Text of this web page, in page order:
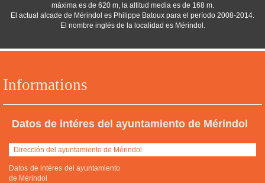
Informations
Datos de intéres del ayuntamiento de Mérindol
Dirección del ayuntamiento de Mérindol
Datos de intéres del ayuntamiento
de Mérindol
máxima es de 620 m, la altitud media es de 168 m.
El actual alcade de Mérindol es Philippe Batoux para el período 2008-2014.
El nombre inglés de la localidad es Mérindol.